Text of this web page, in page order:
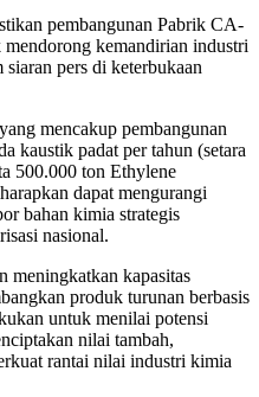
pembangunan Pabrik CA-
kemandirian industri
pers di keterbukaan
mencakup pembangunan
kaustik padat per tahun (setara
500.000 ton Ethylene
dapat mengurangi
bahan kimia strategis
nasional.
meningkatkan kapasitas
produk turunan berbasis
untuk menilai potensi
nilai tambah,
rantai nilai industri kimia